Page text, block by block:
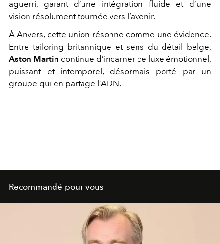
aguerri, garant d’une intégration fluide et d’une
vision résolument tournée vers l’avenir.
À Anvers, cette union résonne comme une évidence.
Entre tailoring britannique et sens du détail belge,
Aston Martin continue d’incarner ce luxe émotionnel,
puissant et intemporel, désormais porté par un
groupe qui en partage l’ADN.
Recommandé pour vous